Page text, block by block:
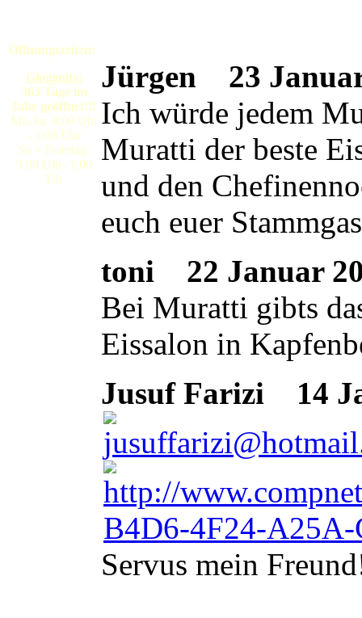
Öffnungszeiten:
Gloggnitz:
365 Tage im
Jahr geöffnet!!!
Mo-Sa: 8:00 Uhr
- 1:00 Uhr
So + Feiertag:
9:00 Uhr- 1:00
Uh
Jürgen
23
Ich würde jedem
Muratti der beste
und den
euch euer
toni
22 Januar
Bei Muratti gibts
Eissalon in
Jusuf Farizi
14
Servus mein